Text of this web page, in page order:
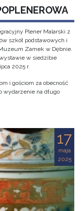
Plener Malarski z
szkół podstawowych i
Zamek w Dębnie.
w siedzibie
2025 r.
i gościom za obecność
wydarzenie na długo
17
maja
2025